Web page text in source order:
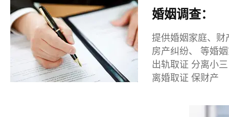
婚姻调查：
提供婚姻家庭、财
房产纠纷、 等婚
出轨取证 分离小三
离婚取证 保财产